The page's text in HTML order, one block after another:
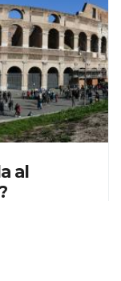
al